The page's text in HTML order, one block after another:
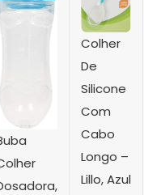
Colher
De
Silicone
Com
Cabo
Longo –
Lillo, Azul